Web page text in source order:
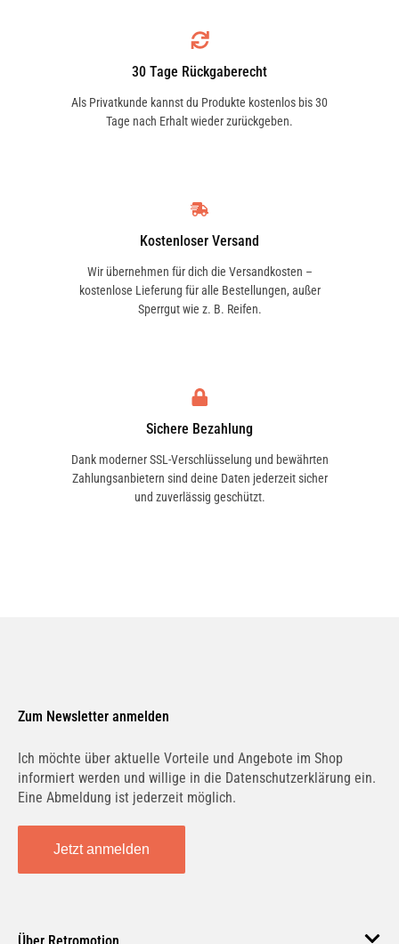
30 Tage Rückgaberecht
Als Privatkunde kannst du Produkte kostenlos bis 30
Tage nach Erhalt wieder zurückgeben.
Kostenloser Versand
Wir übernehmen für dich die Versandkosten –
kostenlose Lieferung für alle Bestellungen, außer
Sperrgut wie z. B. Reifen.
Sichere Bezahlung
Dank moderner SSL-Verschlüsselung und bewährten
Zahlungsanbietern sind deine Daten jederzeit sicher
und zuverlässig geschützt.
Zum Newsletter anmelden
Ich möchte über aktuelle Vorteile und Angebote im Shop
informiert werden und willige in die Datenschutzerklärung ein.
Eine Abmeldung ist jederzeit möglich.
Jetzt anmelden